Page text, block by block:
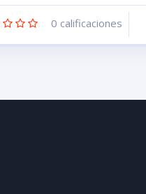
0 calificaciones